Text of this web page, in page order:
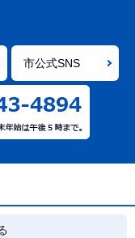
市公式SNS